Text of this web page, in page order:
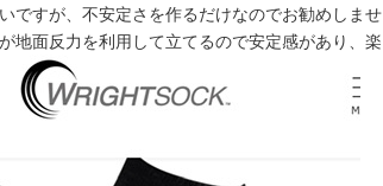
ですが、不安定さを作るだけなのでお勧めしませ
地面反力を利用して立てるので安定感があり、楽